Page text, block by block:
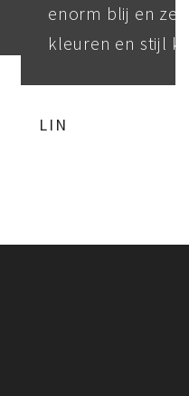
haar eigen